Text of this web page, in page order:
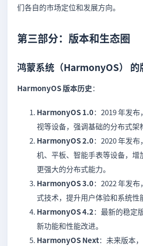
们各自的市场定位和发展方向。
第三部分：版本和生态圈
鸿蒙系统（HarmonyOS） 的
HarmonyOS 版本历史：
HarmonyOS 1.0：2019 年发
视等设备，强调基础的分布式架
HarmonyOS 2.0：2020 年发
机、平板、智能手表等设备，增
更强大的分布式能力。
HarmonyOS 3.0：2022 年发
式技术，提升用户体验和系统性
HarmonyOS 4.2：最新的稳定
新功能和性能改进。
HarmonyOS Next：未来版本